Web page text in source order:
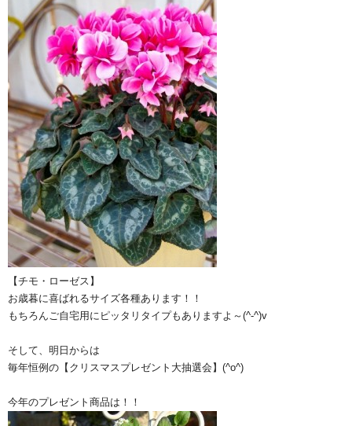
【チモ・ローゼス】
お歳暮に喜ばれるサイズ各種あります！！
もちろんご自宅用にピッタリタイプもありますよ～(^-^)v
そして、明日からは
毎年恒例の【クリスマスプレゼント大抽選会】(^o^)
今年のプレゼント商品は！！